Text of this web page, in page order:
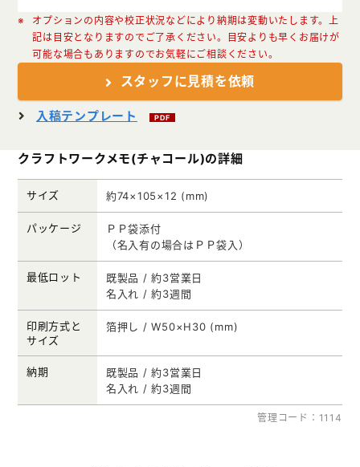
オプションの内容や校正状況などにより納期は変動いたします。上
記は目安となりますのでご了承ください。目安よりも早くお届けが
可能な場合もありますのでお気軽にご相談ください。
スタッフに見積を依頼
入稿テンプレート PDF
クラフトワークメモ(チャコール)の詳細
サイズ 約74×105×12 (mm)
パッケージ
ＰＰ袋添付
（名入有の場合はＰＰ袋入）
最低ロット
既製品 / 約3営業日
名入れ / 約3週間
印刷方式と
サイズ
箔押し / W50×H30 (mm)
納期
既製品 / 約3営業日
名入れ / 約3週間
管理コード：1114